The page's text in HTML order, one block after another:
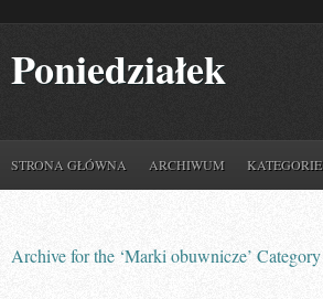
Poniedziałek
STRONA GŁÓWNA ARCHIWUM KATEGORIE
Archive for the ‘Marki obuwnicze’ Category